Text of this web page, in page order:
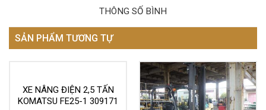
THÔNG SỐ BÌNH
SẢN PHẨM TƯƠNG TỰ
XE NÂNG ĐIỆN 2,5 TẤN
KOMATSU FE25-1 309171